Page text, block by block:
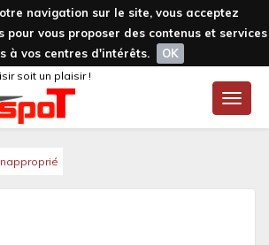
navigation sur le site, vous acceptez
pour vous proposer des contenus et services
à vos centres d'intérêts.
OK
Toggle
soit un plaisir !